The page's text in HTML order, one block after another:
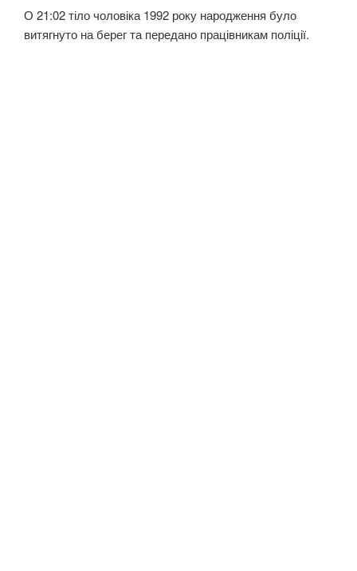
О 21:02 тіло чоловіка 1992 року народження було
витягнуто на берег та передано працівникам поліції.